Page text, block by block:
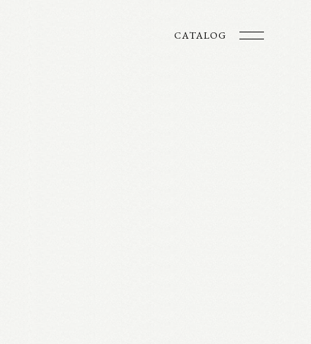
CATALOG